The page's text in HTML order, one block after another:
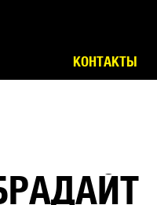
КОНТАКТЫ